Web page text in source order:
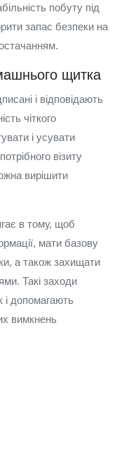
побуту під
запас безпеки на
щитка
і відповідають
чіткого
і усувати
візиту
вирішити
в тому, щоб
мати базову
а також захищати
Такі заходи
і допомагають
вимкнень